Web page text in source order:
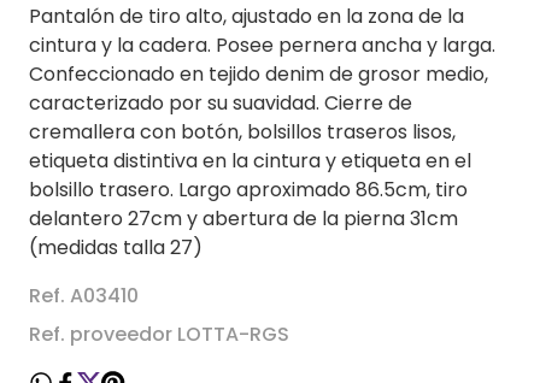
Pantalón de tiro alto, ajustado en la zona de la
cintura y la cadera. Posee pernera ancha y larga.
Confeccionado en tejido denim de grosor medio,
caracterizado por su suavidad. Cierre de
cremallera con botón, bolsillos traseros lisos,
etiqueta distintiva en la cintura y etiqueta en el
bolsillo trasero. Largo aproximado 86.5cm, tiro
delantero 27cm y abertura de la pierna 31cm
(medidas talla 27)
Ref. A03410
Ref. proveedor LOTTA-RGS